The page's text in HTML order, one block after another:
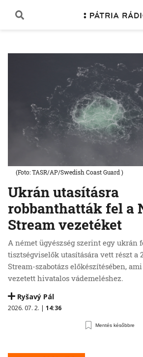
Ukrán utasításra
robbanthatták fel a
Stream vezetéket
A német ügyészség szerint egy ukrán
tisztségviselők utasítására vett részt a
Stream-szabotázs előkészítésében,
vezetett hivatalos vádemeléshez.
Ryšavý Pál
2026. 07. 2. | 14:36
Mentés későbbre
(Foto: TASR/AP/Swedish Coast Guard )